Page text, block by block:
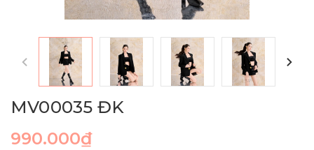
MV00035 ĐK
990.000₫